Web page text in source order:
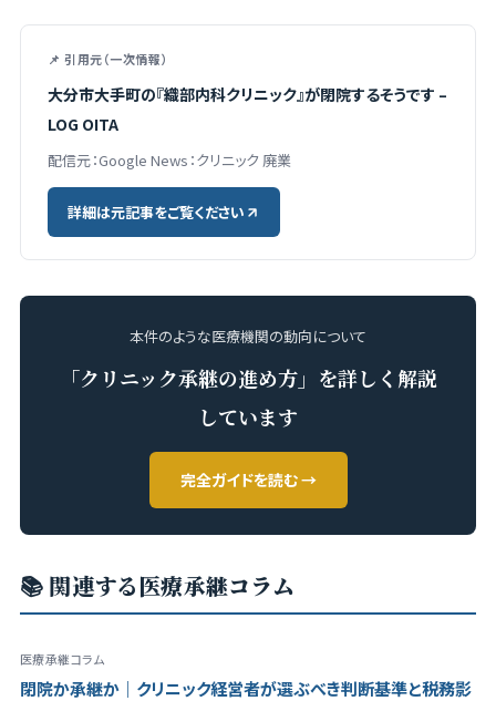
📌 引用元（一次情報）
大分市大手町の『織部内科クリニック』が閉院するそうです –
LOG OITA
配信元：Google News：クリニック 廃業
詳細は元記事をご覧ください
本件のような医療機関の動向について
「クリニック承継の進め方」を詳しく解説
しています
完全ガイドを読む →
📚 関連する医療承継コラム
医療承継コラム
閉院か承継か｜クリニック経営者が選ぶべき判断基準と税務影